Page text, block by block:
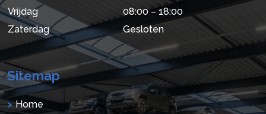
Vrijdag
08:00 – 18:00
Zaterdag
Gesloten
Sitemap
Home